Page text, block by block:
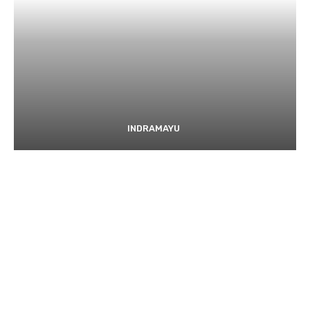
INDRAMAYU